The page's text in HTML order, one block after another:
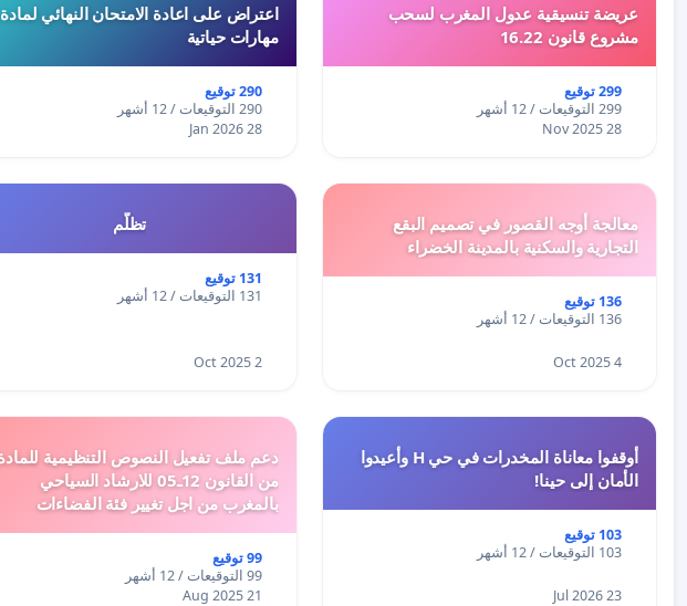
عريضة تنسيقية عدول المغرب لسحب
مشروع قانون 16.22
299 توقيع
299 التوقيعات / 12 أشهر
28 Nov 2025
اعتراض على اعادة الامتحان النهائي لمادة
مهارات حياتية
290 توقيع
290 التوقيعات / 12 أشهر
28 Jan 2026
معالجة أوجه القصور في تصميم البقع
التجارية والسكنية بالمدينة الخضراء
136 توقيع
136 التوقيعات / 12 أشهر
4 Oct 2025
تظلّم
131 توقيع
131 التوقيعات / 12 أشهر
2 Oct 2025
أوقفوا معاناة المخدرات في حي H وأعيدوا
الأمان إلى حينا!
103 توقيع
103 التوقيعات / 12 أشهر
23 Jul 2026
من القانون 12ـ05 للارشاد السياحي
بالمغرب من اجل تغيير فئة الفضاءات
99 توقيع
99 التوقيعات / 12 أشهر
21 Aug 2025